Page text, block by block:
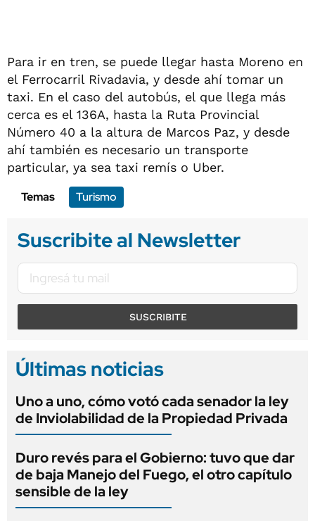
Para ir en tren, se puede llegar hasta Moreno en
el Ferrocarril Rivadavia, y desde ahí tomar un
taxi. En el caso del autobús, el que llega más
cerca es el 136A, hasta la Ruta Provincial
Número 40 a la altura de Marcos Paz, y desde
ahí también es necesario un transporte
particular, ya sea taxi remís o Uber.
Temas
Turismo
Suscribite al Newsletter
SUSCRIBITE
Últimas noticias
Uno a uno, cómo votó cada senador la ley
de Inviolabilidad de la Propiedad Privada
Duro revés para el Gobierno: tuvo que dar
de baja Manejo del Fuego, el otro capítulo
sensible de la ley